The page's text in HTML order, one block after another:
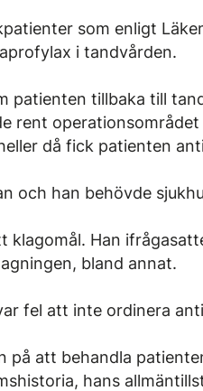
som enligt
i tandvården.
patienten tillbaka till
rent
då fick patienten
och han behövde
klagomål. Han
bland annat.
fel att inte ordinera
på att behandla
hans